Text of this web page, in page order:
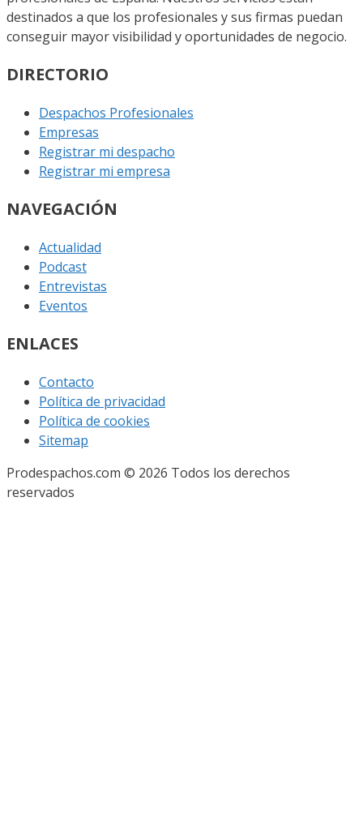
destinados a que los profesionales y sus firmas puedan
conseguir mayor visibilidad y oportunidades de negocio.
DIRECTORIO
Despachos Profesionales
Empresas
Registrar mi despacho
Registrar mi empresa
NAVEGACIÓN
Actualidad
Podcast
Entrevistas
Eventos
ENLACES
Contacto
Política de privacidad
Política de cookies
Sitemap
Prodespachos.com © 2026 Todos los derechos
reservados